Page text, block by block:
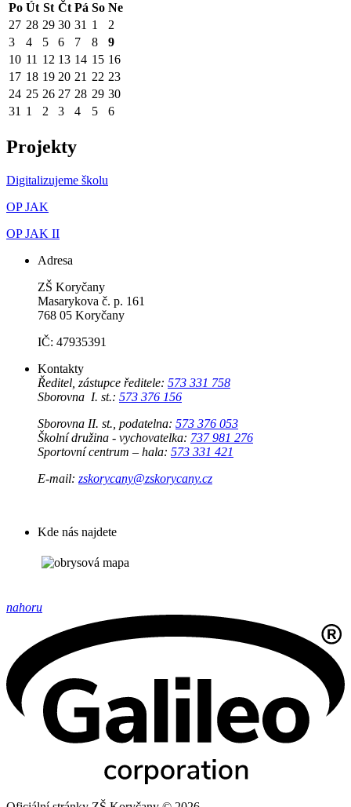
Po Út St Čt Pá So Ne
27 28 29 30 31 1
2
3
4 5 6 7 8
9
10 11 12 13 14 15 16
17 18 19 20 21 22 23
24 25 26 27 28 29 30
31 1 2 3 4 5 6
Projekty
Digitalizujeme školu
OP JAK
OP JAK II
Adresa
ZŠ Koryčany
Masarykova č. p. 161
768 05 Koryčany
IČ: 47935391
Kontakty
Ředitel, zástupce ředitele: 573 331 758
Sborovna I. st.: 573 376 156
Sborovna II. st., podatelna: 573 376 053
Školní družina - vychovatelka: 737 981 276
Sportovní centrum – hala: 573 331 421
E-mail: zskorycany@zskorycany.cz
Kde nás najdete
nahoru